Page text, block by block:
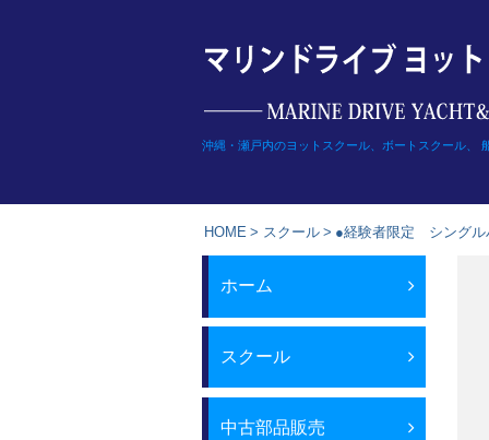
沖縄・瀬戸内のヨットスクール、ボートスクール、
HOME > スクール > ●経験者限定 シングル
ホーム
スクール
中古部品販売